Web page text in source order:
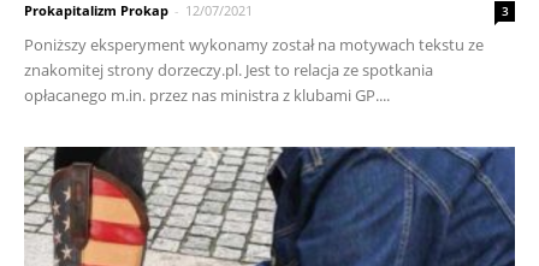
Prokapitalizm Prokap - 12/07/2021 3
Poniższy eksperyment wykonamy został na motywach tekstu ze
znakomitej strony dorzeczy.pl. Jest to relacja ze spotkania
opłacanego m.in. przez nas ministra z klubami GP....